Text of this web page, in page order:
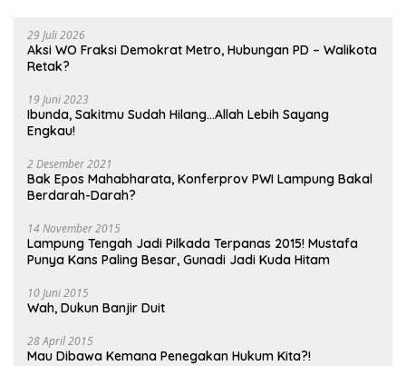
29 Juli 2026
Aksi WO Fraksi Demokrat Metro, Hubungan PD – Walikota
Retak?
19 Juni 2023
Ibunda, Sakitmu Sudah Hilang…Allah Lebih Sayang
Engkau!
2 Desember 2021
Bak Epos Mahabharata, Konferprov PWI Lampung Bakal
Berdarah-Darah?
14 November 2015
Lampung Tengah Jadi Pilkada Terpanas 2015! Mustafa
Punya Kans Paling Besar, Gunadi Jadi Kuda Hitam
10 Juni 2015
Wah, Dukun Banjir Duit
28 April 2015
Mau Dibawa Kemana Penegakan Hukum Kita?!